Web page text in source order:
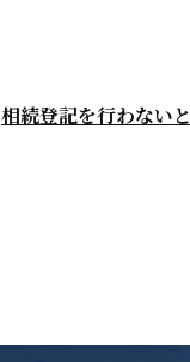
相続登記を行わない